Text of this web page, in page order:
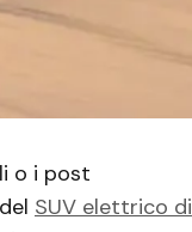
o i post
SUV elettrico di